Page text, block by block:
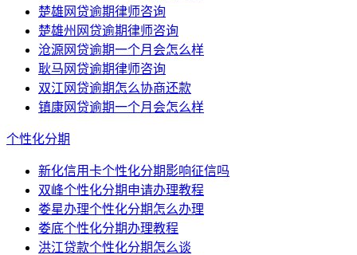
楚雄网贷逾期律师咨询
楚雄州网贷逾期律师咨询
沧源网贷逾期一个月会怎么样
耿马网贷逾期律师咨询
双江网贷逾期怎么协商还款
镇康网贷逾期一个月会怎么样
个性化分期
新化信用卡个性化分期影响征信吗
双峰个性化分期申请办理教程
娄星办理个性化分期怎么办理
娄底个性化分期办理教程
洪江贷款个性化分期怎么谈